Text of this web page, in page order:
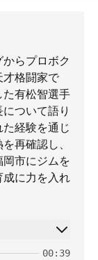
らプロボク
才格闘家で
有松智選手
ついて語り
経験を通じ
再確認し、
市にジムを
に力を入れ
00:39